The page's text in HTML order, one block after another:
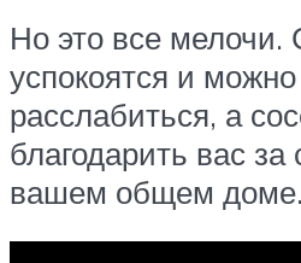
Но это все мелочи.
успокоятся и
расслабиться, а
благодарить вас
вашем общем доме.